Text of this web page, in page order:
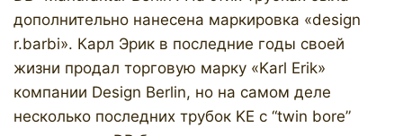
дополнительно нанесена маркировка «design
r.barbi». Карл Эрик в последние годы своей
жизни продал торговую марку «Karl Erik»
компании Design Berlin, но на самом деле
несколько последних трубок KE с “twin bore”